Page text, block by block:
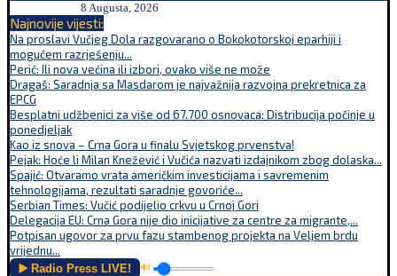
8 Augusta, 2026
Najnovije vijesti:
Na proslavi Vučjeg Dola razgovarano o Bokokotorskoj eparhiji i
mogućem razrješenju...
Perić: Ili nova većina ili izbori, ovako više ne može
Dragaš: Saradnja sa Masdarom je najvažnija razvojna prekretnica za
EPCG
Besplatni udžbenici za više od 67.700 osnovaca: Distribucija počinje u
ponedjeljak
Kao iz snova – Crna Gora u finalu Svjetskog prvenstva!
Pejak: Hoće li Milan Knežević i Vučića nazvati izdajnikom zbog dolaska...
Spajić: Otvaramo vrata američkim investicijama i savremenim
tehnologijama, rezultati saradnje govoriće...
Serbian Times: Vučić podijelio crkvu u Crnoj Gori
Delegacija EU: Crna Gora nije dio inicijative za centre za migrante,...
Potpisan ugovor za prvu fazu stambenog projekta na Veljem brdu
vrijednu...
▶️ Radio Press LIVE! 🔊